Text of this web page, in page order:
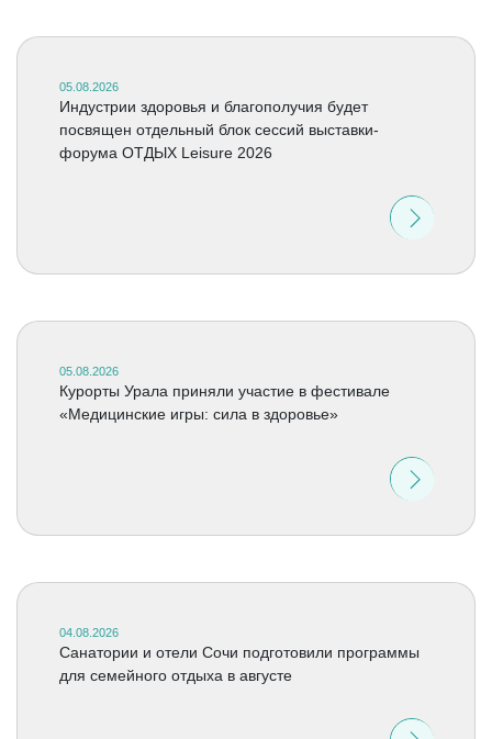
05.08.2026
Индустрии здоровья и благополучия будет
посвящен отдельный блок сессий выставки-
форума ОТДЫХ Leisure 2026
05.08.2026
Курорты Урала приняли участие в фестивале
«Медицинские игры: сила в здоровье»
04.08.2026
Санатории и отели Сочи подготовили программы
для семейного отдыха в августе